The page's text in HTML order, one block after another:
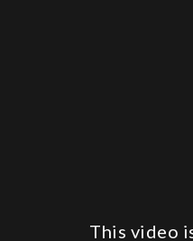
This video